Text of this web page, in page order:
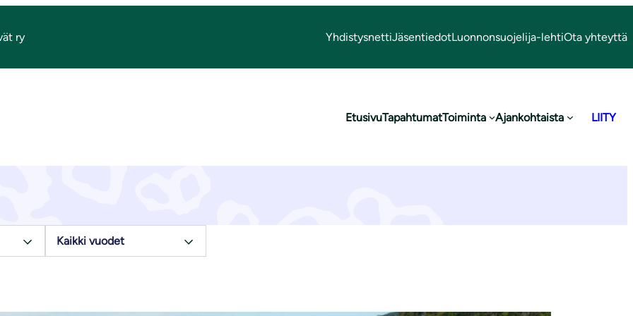
ry YhdistysnettiJäsentiedotLuonnonsuojelija-lehtiOta yhteyttä
EtusivuTapahtumatToiminta Ajankohtaista LIITY